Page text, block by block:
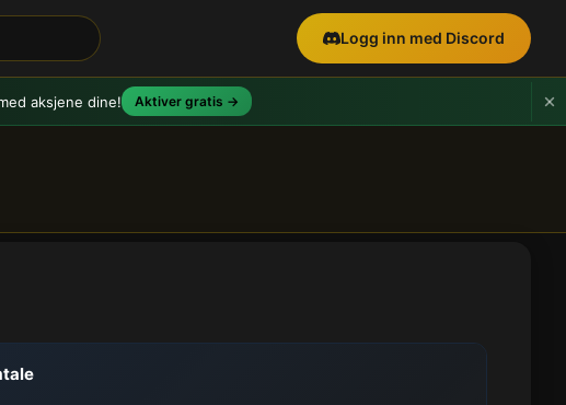
Logg inn med Discord
aksjene dine! Aktiver gratis →